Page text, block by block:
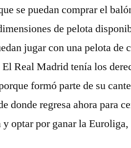
se puedan comprar el
de pelota
jugar con una pelota de
Real Madrid tenía los
formó parte de su
donde regresa ahora para
optar por ganar la Euroliga,